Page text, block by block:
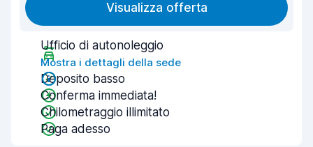
Visualizza offerta
Ufficio di autonoleggio
Mostra i dettagli della sede
Deposito basso
Conferma immediata!
Chilometraggio illimitato
Paga adesso